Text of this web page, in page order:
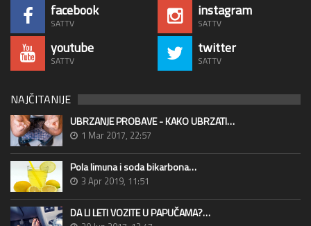
facebook
SATTV
instagram
SATTV
youtube
SATTV
twitter
SATTV
NAJČITANIJE
UBRZANJE PROBAVE - KAKO UBRZATI…
1 Mar 2017, 22:57
Pola limuna i soda bikarbona…
3 Apr 2019, 11:51
DA LI LETI VOZITE U PAPUČAMA?…